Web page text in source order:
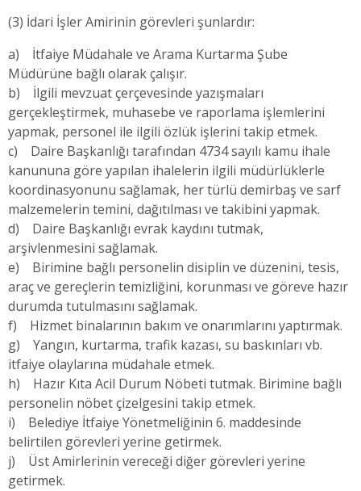
(3) İdari İşler Amirinin görevleri şunlardır:
a) İtfaiye Müdahale ve Arama Kurtarma Şube
Müdürüne bağlı olarak çalışır.
b) İlgili mevzuat çerçevesinde yazışmaları
gerçekleştirmek, muhasebe ve raporlama işlemlerini
yapmak, personel ile ilgili özlük işlerini takip etmek.
c) Daire Başkanlığı tarafından 4734 sayılı kamu ihale
kanununa göre yapılan ihalelerin ilgili müdürlüklerle
koordinasyonunu sağlamak, her türlü demirbaş ve sarf
malzemelerin temini, dağıtılması ve takibini yapmak.
d) Daire Başkanlığı evrak kaydını tutmak,
arşivlenmesini sağlamak.
e) Birimine bağlı personelin disiplin ve düzenini, tesis,
araç ve gereçlerin temizliğini, korunması ve göreve hazır
durumda tutulmasını sağlamak.
f) Hizmet binalarının bakım ve onarımlarını yaptırmak.
g) Yangın, kurtarma, trafik kazası, su baskınları vb.
itfaiye olaylarına müdahale etmek.
h) Hazır Kıta Acil Durum Nöbeti tutmak. Birimine bağlı
personelin nöbet çizelgesini takip etmek.
i) Belediye İtfaiye Yönetmeliğinin 6. maddesinde
belirtilen görevleri yerine getirmek.
j) Üst Amirlerinin vereceği diğer görevleri yerine
getirmek.